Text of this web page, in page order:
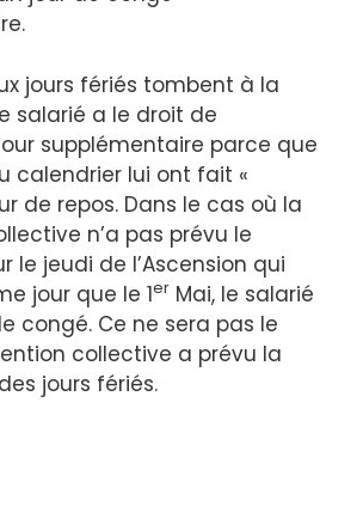
jours fériés tombent à la
salarié a le droit de
supplémentaire parce que
calendrier lui ont fait «
de repos. Dans le cas où la
n’a pas prévu le
le jeudi de l’Ascension qui
jour que le 1er Mai, le salarié
congé. Ce ne sera pas le
collective a prévu la
jours fériés.